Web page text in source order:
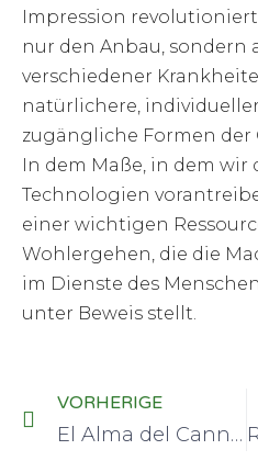
Impression
nur den Anbau, sondern
verschiedener
natürlichere,
zugängliche Formen der
In dem Maße, in dem
Technologien
einer wichtigen
Wohlergehen, die die
im Dienste des
unter Beweis stellt.
VORHERIGE
El Alma del Cannabis: Filosofía y Espiritualidad Entretejidas en la Planta